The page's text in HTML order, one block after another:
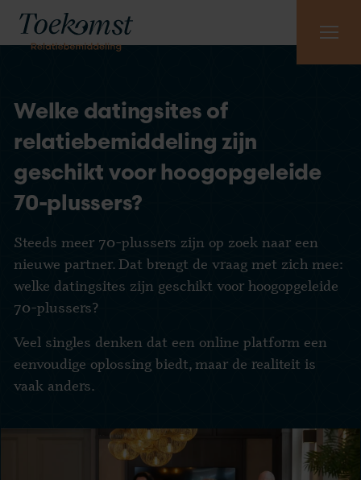
Meest gestelde vragen
Vraag gratis kennismaking aan
085 - 130 6965
Welke datingsites of
relatiebemiddeling zijn
geschikt voor hoogopgeleide
70-plussers?
Steeds meer 70-plussers zijn op zoek naar een
nieuwe partner. Dat brengt de vraag met zich mee:
welke datingsites zijn geschikt voor hoogopgeleide
70-plussers?
Veel singles denken dat een online platform een
eenvoudige oplossing biedt, maar de realiteit is
vaak anders.